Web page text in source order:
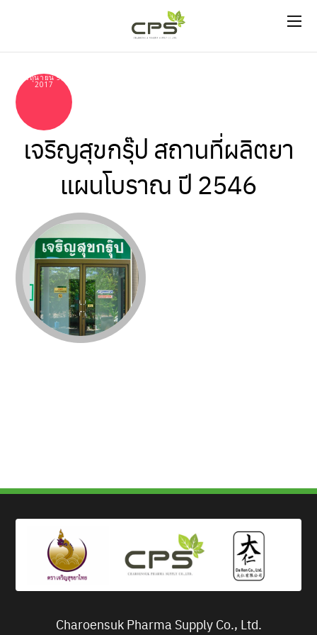
มิถุนายน 9,
2017
เจริญสุขกรุ๊ป สถานที่ผลิตยา
แผนโบราณ ปี 2546
Charoensuk Pharma Supply Co., Ltd.